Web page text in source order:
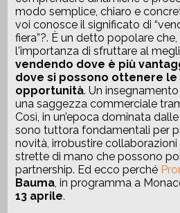
modo semplice, chiaro e
voi conosce il significato di
fiera”?. È un detto popolare
l'importanza di sfruttare al
vendendo dove è più
dove si possono ottenere
opportunità. Un
una saggezza commerciale
Così, in un’epoca dominata
sono tuttora fondamentali per
novità, irrobustire
strette di mano che possono
partnership. Ed ecco perché
Bauma, in programma a
13 aprile.